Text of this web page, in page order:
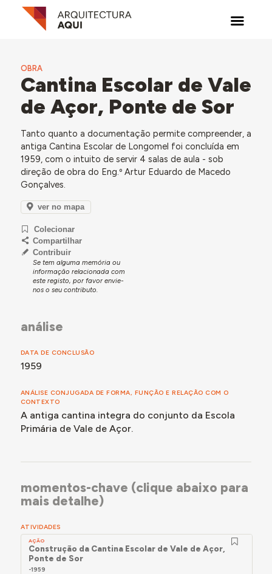
OBRA
Cantina Escolar de Vale
de Açor, Ponte de Sor
Tanto quanto a documentação permite compreender, a
antiga Cantina Escolar de Longomel foi concluída em
1959, com o intuito de servir 4 salas de aula - sob
direção de obra do Eng.º Artur Eduardo de Macedo
Gonçalves.
ver no mapa
Colecionar
Compartilhar
Contribuir
Se tem alguma memória ou
informação relacionada com
este registo, por favor envie-
nos o seu contributo.
análise
DATA DE CONCLUSÃO
1959
ANÁLISE CONJUGADA DE FORMA, FUNÇÃO E RELAÇÃO COM O
CONTEXTO
A antiga cantina integra do conjunto da Escola
Primária de Vale de Açor.
momentos-chave (clique abaixo para
mais detalhe)
ATIVIDADES
AÇÃO
Construção da Cantina Escolar de Vale de Açor,
Ponte de Sor
-1959